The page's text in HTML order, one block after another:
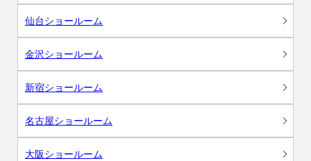
仙台ショールーム
金沢ショールーム
新宿ショールーム
名古屋ショールーム
大阪ショールーム